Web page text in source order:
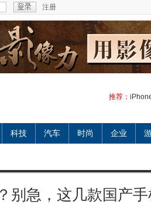
注册
推荐：
科技 汽车 时尚 企业
别急，这几款国产